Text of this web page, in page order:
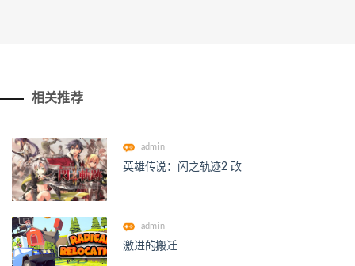
相关推荐
admin
英雄传说：闪之轨迹2 改
admin
激进的搬迁